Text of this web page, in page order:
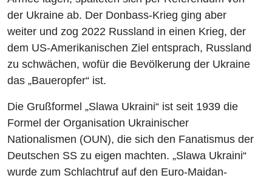
der Ukraine ab. Der Donbass-Krieg ging aber
weiter und zog 2022 Russland in einen Krieg, der
dem US-Amerikanischen Ziel entsprach, Russland
zu schwächen, wofür die Bevölkerung der Ukraine
das „Baueropfer“ ist.
Die Grußformel „Slawa Ukraini“ ist seit 1939 die
Formel der Organisation Ukrainischer
Nationalismen (OUN), die sich den Fanatismus der
Deutschen SS zu eigen machten. „Slawa Ukraini“
wurde zum Schlachtruf auf den Euro-Maidan-